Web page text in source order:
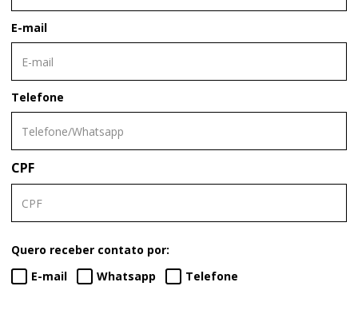
E-mail
Telefone
CPF
Quero receber contato por:
E-mail
Whatsapp Telefone